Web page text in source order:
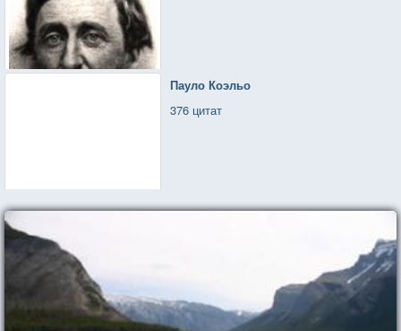
Пауло Коэльо
376 цитат